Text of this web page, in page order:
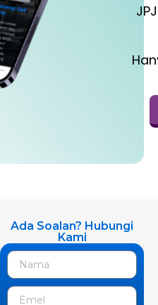
Ada Soalan? Hubungi
Kami